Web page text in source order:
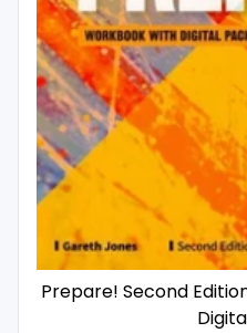
Prepare! Second